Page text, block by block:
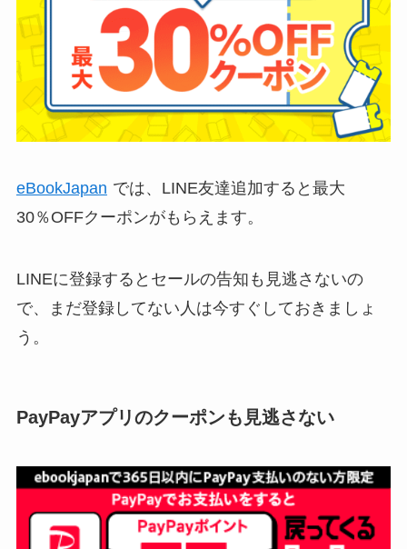
eBookJapan では、LINE友達追加すると最大
30％OFFクーポンがもらえます。
LINEに登録するとセールの告知も見逃さないの
で、まだ登録してない人は今すぐしておきましょ
う。
PayPayアプリのクーポンも見逃さない